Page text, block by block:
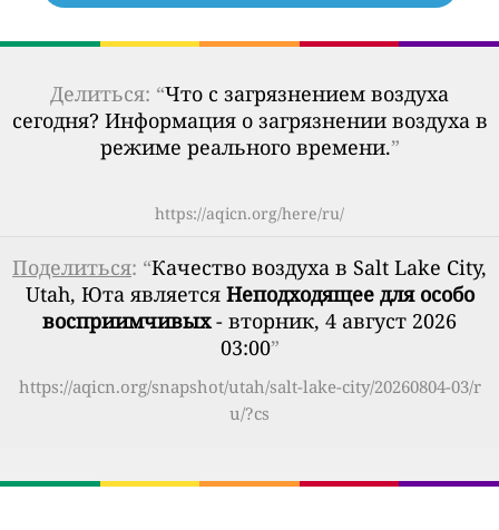
Делиться: “Что с загрязнением воздуха
сегодня? Информация о загрязнении воздуха в
режиме реального времени.”
https://aqicn.org/here/ru/
Поделиться: “Качество воздуха в Salt Lake City,
Utah, Юта является Неподходящее для особо
восприимчивых- вторник, 4 август 2026
03:00”
https://aqicn.org/snapshot/utah/salt-lake-city/20260804-03/r
u/?cs